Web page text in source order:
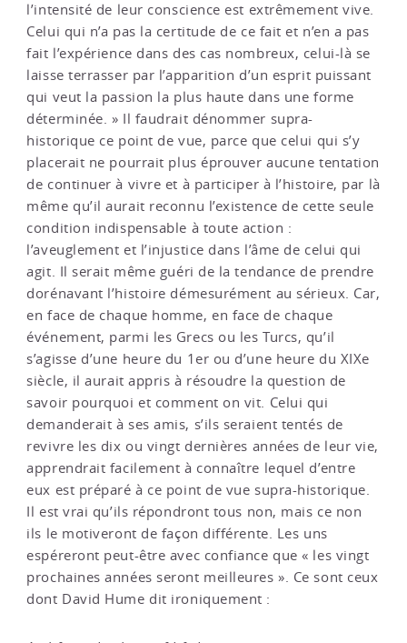
l’intensité de leur conscience est extrêmement vive.
Celui qui n’a pas la certitude de ce fait et n’en a pas
fait l’expérience dans des cas nombreux, celui-là se
laisse terrasser par l’apparition d’un esprit puissant
qui veut la passion la plus haute dans une forme
déterminée. » Il faudrait dénommer supra-
historique ce point de vue, parce que celui qui s’y
placerait ne pourrait plus éprouver aucune tentation
de continuer à vivre et à participer à l’histoire, par là
même qu’il aurait reconnu l’existence de cette seule
condition indispensable à toute action :
l’aveuglement et l’injustice dans l’âme de celui qui
agit. Il serait même guéri de la tendance de prendre
dorénavant l’histoire démesurément au sérieux. Car,
en face de chaque homme, en face de chaque
événement, parmi les Grecs ou les Turcs, qu’il
s’agisse d’une heure du 1er ou d’une heure du XIXe
siècle, il aurait appris à résoudre la question de
savoir pourquoi et comment on vit. Celui qui
demanderait à ses amis, s’ils seraient tentés de
revivre les dix ou vingt dernières années de leur vie,
apprendrait facilement à connaître lequel d’entre
eux est préparé à ce point de vue supra-historique.
Il est vrai qu’ils répondront tous non, mais ce non
ils le motiveront de façon différente. Les uns
espéreront peut-être avec confiance que « les vingt
prochaines années seront meilleures ». Ce sont ceux
dont David Hume dit ironiquement :